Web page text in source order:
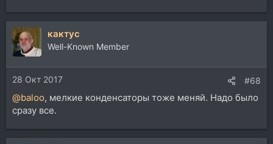
кактус
Well-Known Member
28 Окт 2017 #68
@baloo, мелкие конденсаторы тоже меняй. Надо было
сразу все.